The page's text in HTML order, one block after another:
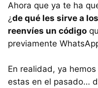
Ahora que ya te ha
¿de qué les sirve a
reenvíes un código
previamente
En realidad, ya
estas en el pasado…